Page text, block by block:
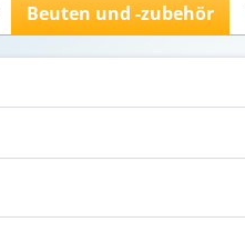
Beuten und -zubehör